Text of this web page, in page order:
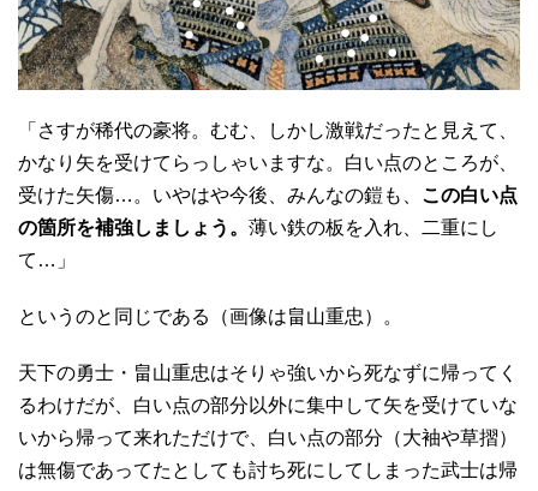
「さすが稀代の豪将。むむ、しかし激戦だったと見えて、
かなり矢を受けてらっしゃいますな。白い点のところが、
受けた矢傷…。いやはや今後、みんなの鎧も、 この白い点
の箇所を補強しましょう。 薄い鉄の板を入れ、二重にし
て…」
というのと同じである（画像は畠山重忠）。
天下の勇士・畠山重忠はそりゃ強いから死なずに帰ってく
るわけだが、白い点の部分以外に集中して矢を受けていな
いから帰って来れただけで、白い点の部分（大袖や草摺）
は無傷であってたとしても討ち死にしてしまった武士は帰